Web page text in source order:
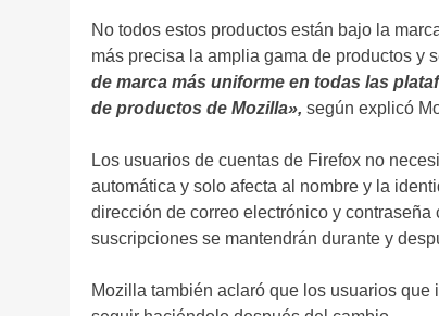
No todos estos productos están bajo la
más precisa la amplia gama de productos y
de marca más uniforme en todas las
de productos de Mozilla», según explicó
Los usuarios de cuentas de Firefox no
automática y solo afecta al nombre y la
dirección de correo electrónico y
suscripciones se mantendrán durante y
Mozilla también aclaró que los usuarios